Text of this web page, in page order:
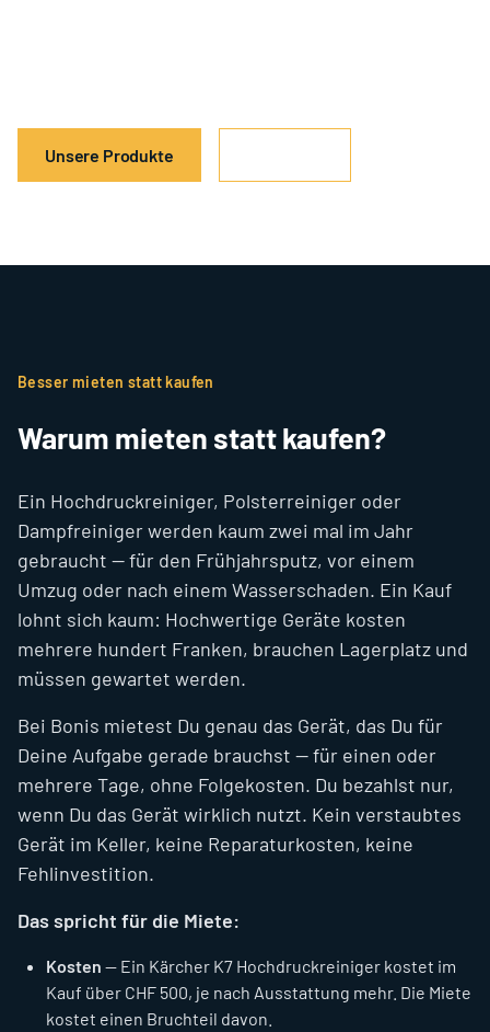
Unsere Produkte
Besser mieten statt kaufen
Warum mieten statt kaufen?
Ein Hochdruckreiniger, Polsterreiniger oder
Dampfreiniger werden kaum zwei mal im Jahr
gebraucht — für den Frühjahrsputz, vor einem
Umzug oder nach einem Wasserschaden. Ein Kauf
lohnt sich kaum: Hochwertige Geräte kosten
mehrere hundert Franken, brauchen Lagerplatz und
müssen gewartet werden.
Bei Bonis mietest Du genau das Gerät, das Du für
Deine Aufgabe gerade brauchst — für einen oder
mehrere Tage, ohne Folgekosten. Du bezahlst nur,
wenn Du das Gerät wirklich nutzt. Kein verstaubtes
Gerät im Keller, keine Reparaturkosten, keine
Fehlinvestition.
Das spricht für die Miete:
Kosten — Ein Kärcher K7 Hochdruckreiniger kostet im
Kauf über CHF 500, je nach Ausstattung mehr. Die Miete
kostet einen Bruchteil davon.